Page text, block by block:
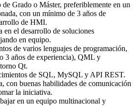
Grado o Máster, preferiblemente en un
con un mínimo de 3 años de
de HMI.
en el desarrollo de soluciones
en equipo.
de varios lenguajes de programación,
3 años de experiencia), QML y
Qt.
de SQL, MySQL y API REST.
con buenas habilidades de comunicación
la iniciativa.
en un equipo multinacional y